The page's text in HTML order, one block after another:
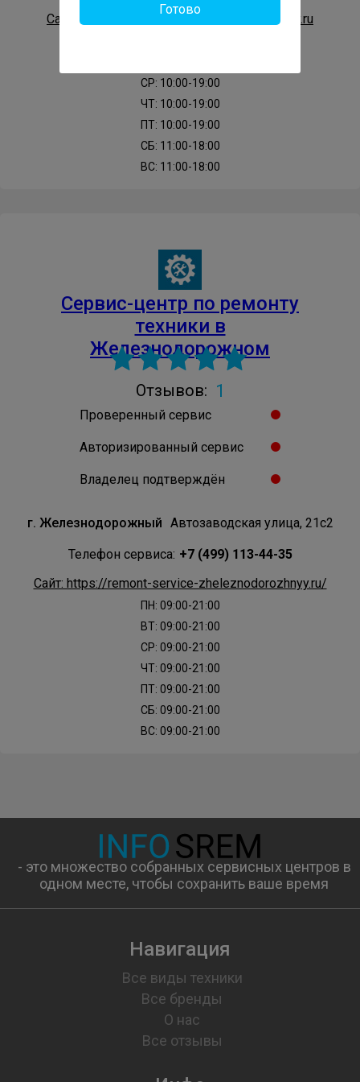
Сайт: https://gor-service-zheleznodorozhnyy.ru
СР: 10:00-19:00
ЧТ: 10:00-19:00
ПТ: 10:00-19:00
СБ: 11:00-18:00
ВС: 11:00-18:00
Cервис-центр по ремонту
техники в
Железнодорожном
Отзывов: 1
Проверенный сервис
Авторизированный сервис
Владелец подтверждён
г. Железнодорожный Автозаводская улица, 21с2
Телефон сервиса: +7 (499) 113-44-35
Сайт: https://remont-service-zheleznodorozhnyy.ru/
ПН: 09:00-21:00
ВТ: 09:00-21:00
СР: 09:00-21:00
ЧТ: 09:00-21:00
ПТ: 09:00-21:00
СБ: 09:00-21:00
ВС: 09:00-21:00
- это множество собранных сервисных центров в
одном месте, чтобы сохранить ваше время
Навигация
Все виды техники
Все бренды
О нас
Все отзывы
Готово